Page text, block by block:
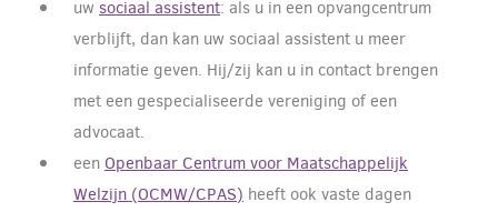
uw sociaal assistent: als u in een opvangcentrum
verblijft, dan kan uw sociaal assistent u meer
informatie geven. Hij/zij kan u in contact brengen
met een gespecialiseerde vereniging of een
advocaat.
een Openbaar Centrum voor Maatschappelijk
Welzijn (OCMW/CPAS) heeft ook vaste dagen